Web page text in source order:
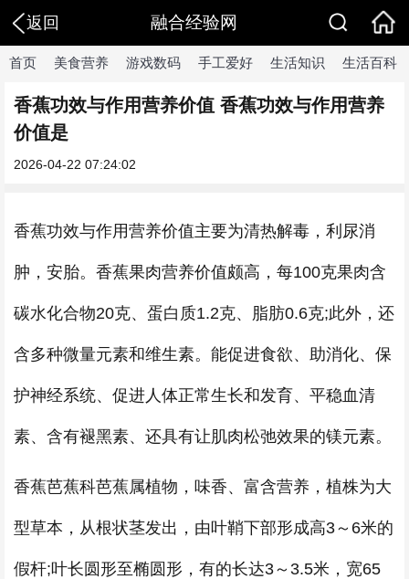
返回 融合经验网
首页 美食营养 游戏数码 手工爱好 生活知识 生活百科
香蕉功效与作用营养价值 香蕉功效与作用营养
价值是
2026-04-22 07:24:02
香蕉功效与作用营养价值主要为清热解毒，利尿消
肿，安胎。香蕉果肉营养价值颇高，每100克果肉含
碳水化合物20克、蛋白质1.2克、脂肪0.6克;此外，还
含多种微量元素和维生素。能促进食欲、助消化、保
护神经系统、促进人体正常生长和发育、平稳血清
素、含有褪黑素、还具有让肌肉松弛效果的镁元素。
香蕉芭蕉科芭蕉属植物，味香、富含营养，植株为大
型草本，从根状茎发出，由叶鞘下部形成高3～6米的
假杆;叶长圆形至椭圆形，有的长达3～3.5米，宽65